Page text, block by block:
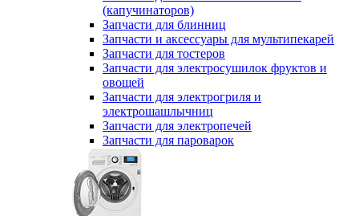
(капучинаторов)
Запчасти для блинниц
Запчасти и аксессуары для мультипекарей
Запчасти для тостеров
Запчасти для электросушилок фруктов и
овощей
Запчасти для электрогриля и
электрошашлычниц
Запчасти для электропечей
Запчасти для пароварок